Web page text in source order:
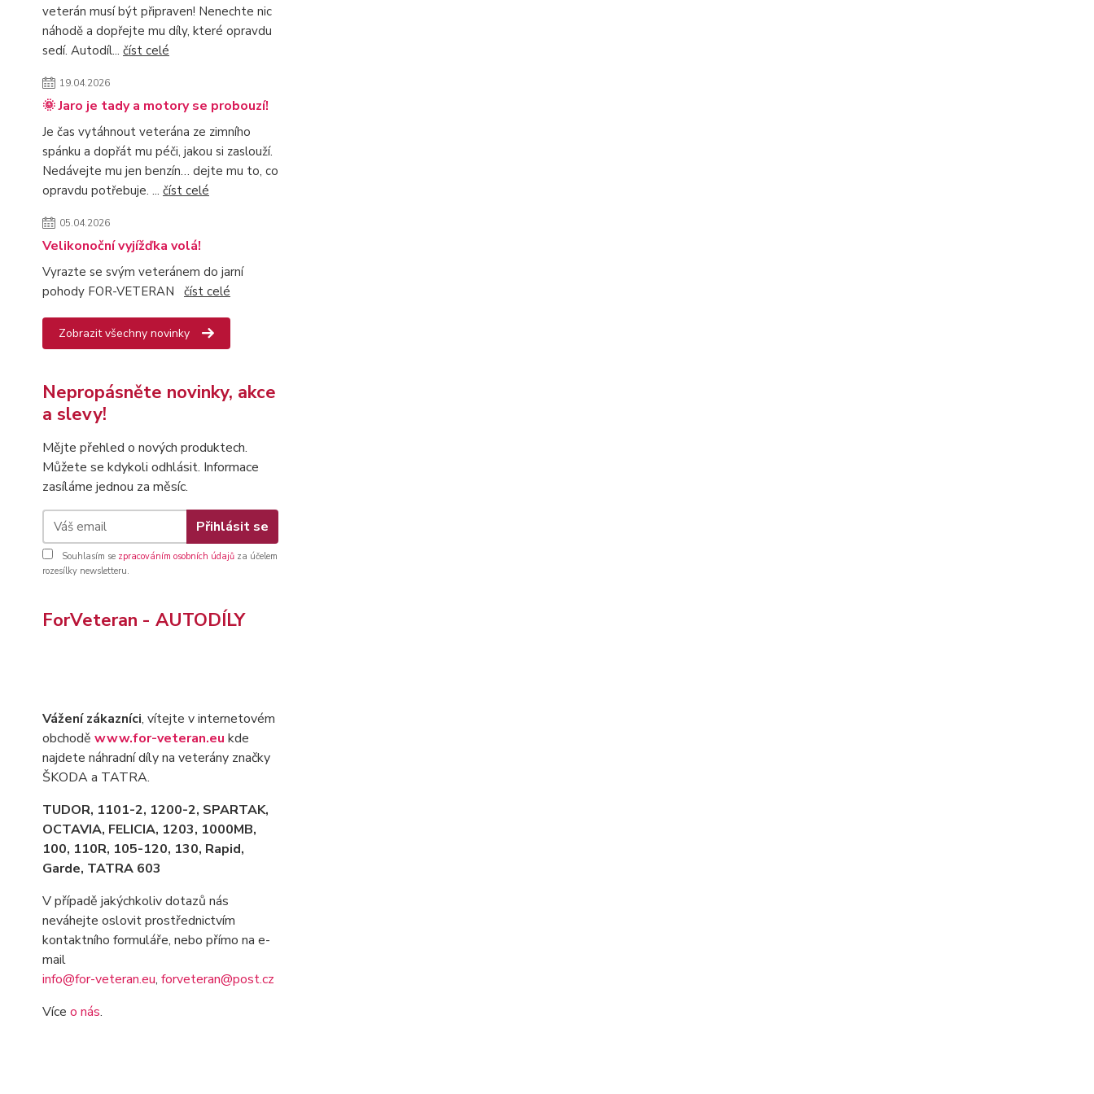
veterán musí být připraven! Nenechte nic
náhodě a dopřejte mu díly, které opravdu
sedí. Autodíl... číst celé
19.04.2026
🌞 Jaro je tady a motory se probouzí!
Je čas vytáhnout veterána ze zimního
spánku a dopřát mu péči, jakou si zaslouží.
Nedávejte mu jen benzín… dejte mu to, co
opravdu potřebuje. ... číst celé
05.04.2026
Velikonoční vyjížďka volá!
Vyrazte se svým veteránem do jarní
pohody FOR-VETERAN číst celé
Zobrazit všechny novinky
Nepropásněte novinky, akce
a slevy!
Mějte přehled o nových produktech.
Můžete se kdykoli odhlásit. Informace
zasíláme jednou za měsíc.
Přihlásit se
Souhlasím se zpracováním osobních údajů za účelem
rozesílky newsletteru.
ForVeteran - AUTODÍLY
Vážení zákazníci, vítejte v internetovém
obchodě www.for-veteran.eu kde
najdete náhradní díly na veterány značky
ŠKODA a TATRA.
TUDOR, 1101-2, 1200-2, SPARTAK,
OCTAVIA, FELICIA, 1203, 1000MB,
100, 110R, 105-120, 130, Rapid,
Garde, TATRA 603
V případě jakýchkoliv dotazů nás
neváhejte oslovit prostřednictvím
kontaktního formuláře, nebo přímo na e-
mail
info@for-veteran.eu, forveteran@post.cz
Více o nás.